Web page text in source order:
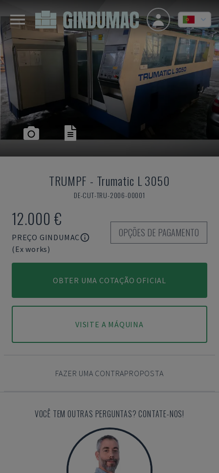
TRUMPF - Trumatic L 3050
DE-CUT-TRU-2006-00001
12.000 €
PREÇO GINDUMAC
(Ex works)
OPÇÕES DE PAGAMENTO
OBTER UMA COTAÇÃO OFICIAL
VISITE A MÁQUINA
FAZER UMA CONTRAPROPOSTA
VOCÊ TEM OUTRAS PERGUNTAS? CONTATE-NOS!